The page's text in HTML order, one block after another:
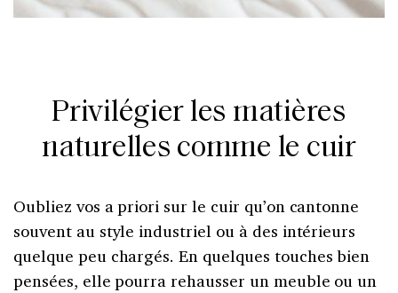
Privilégier les matières
naturelles comme le cuir
Oubliez vos a priori sur le cuir qu’on cantonne
souvent au style industriel ou à des intérieurs
quelque peu chargés. En quelques touches bien
pensées, elle pourra rehausser un meuble ou un